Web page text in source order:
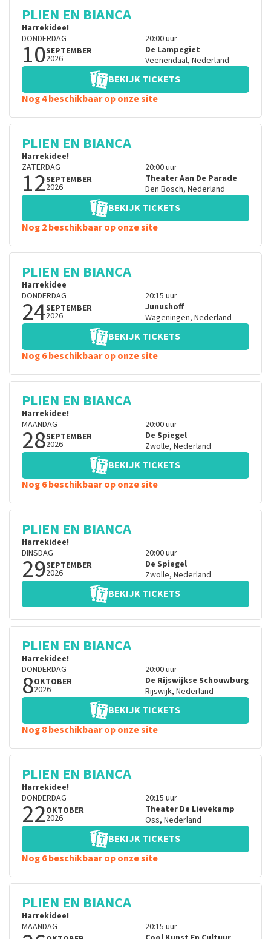
PLIEN EN BIANCA
Harrekidee!
DONDERDAG
10SEPTEMBER
2026
20:00uur
De Lampegiet
Veenendaal, Nederland
BEKIJK TICKETS
Nog 4 beschikbaar op onze site
PLIEN EN BIANCA
Harrekidee!
ZATERDAG
12SEPTEMBER
2026
20:00uur
Theater Aan De Parade
Den Bosch, Nederland
BEKIJK TICKETS
Nog 2 beschikbaar op onze site
PLIEN EN BIANCA
Harrekidee
DONDERDAG
24SEPTEMBER
2026
20:15 uur
Junushoff
Wageningen, Nederland
BEKIJK TICKETS
Nog 6 beschikbaar op onze site
PLIEN EN BIANCA
Harrekidee!
MAANDAG
28SEPTEMBER
2026
20:00uur
De Spiegel
Zwolle, Nederland
BEKIJK TICKETS
Nog 6 beschikbaar op onze site
PLIEN EN BIANCA
Harrekidee!
DINSDAG
29SEPTEMBER
2026
20:00uur
De Spiegel
Zwolle, Nederland
BEKIJK TICKETS
PLIEN EN BIANCA
Harrekidee!
DONDERDAG
8OKTOBER
2026
20:00uur
De Rijswijkse Schouwburg
Rijswijk, Nederland
BEKIJK TICKETS
Nog 8 beschikbaar op onze site
PLIEN EN BIANCA
Harrekidee!
DONDERDAG
22OKTOBER
2026
20:15 uur
Theater De Lievekamp
Oss, Nederland
BEKIJK TICKETS
Nog 6 beschikbaar op onze site
PLIEN EN BIANCA
Harrekidee!
MAANDAG
20:15 uur